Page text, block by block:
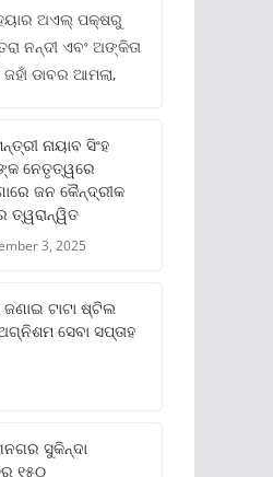
ଅଏଲ୍ ପକ୍ଷରୁ
ନନ୍ଦୀ ଏବଂ ଅଙ୍କିତା
ଡାବର ଆମଲା,
ନାୟାବ ସିଂହ
ନେତୃତ୍ୱରେ
ଜନ କୈନ୍ଦ୍ରୀକ
ତ୍ୱରାନ୍ୱିତ
3, 2025
ଟାଟା ଷ୍ଟିଲ
ସେବା ସପ୍ତାହ
ସୁକିନ୍ଦା
୧୫୦